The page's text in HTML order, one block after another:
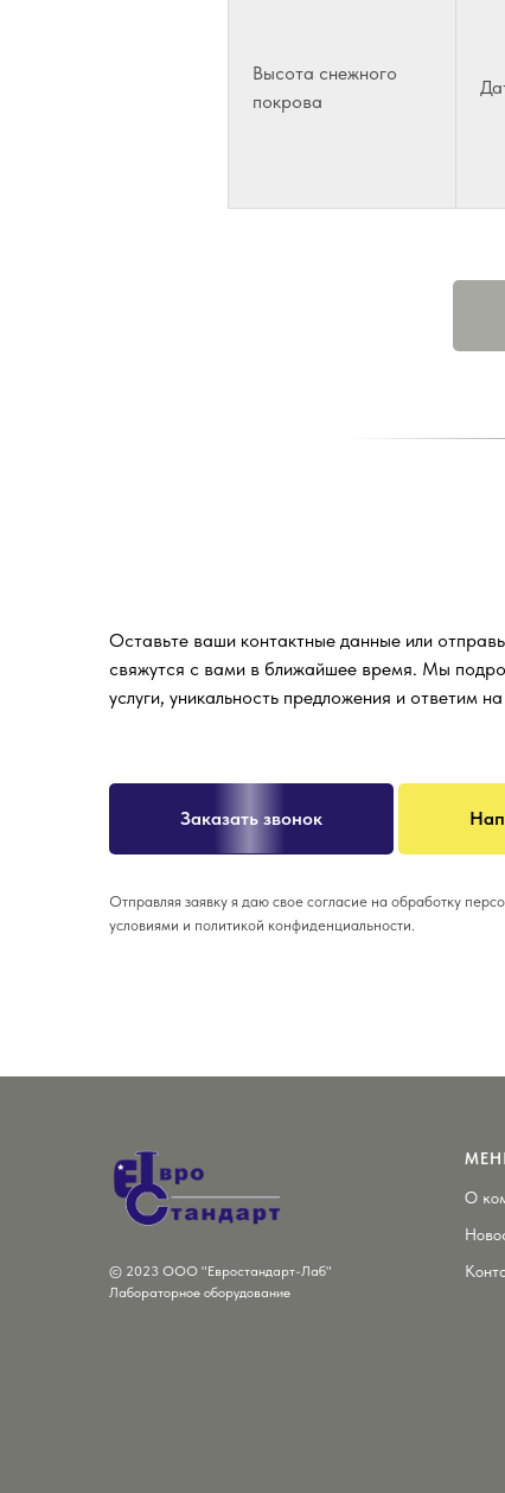
Высота снежного
покрова
Оставьте ваши контактные данные или
свяжутся с вами в ближайшее время. Мы
услуги, уникальность предложения и ответим
Заказать звонок
Отправляя заявку я даю свое согласие на обработку
условиями и политикой конфиденциальности.
© 2023 ООО "Евростандарт-Лаб"
Лабораторное оборудование
О